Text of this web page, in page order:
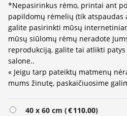
*Nepasirinkus rėmo, printai ant
papildomų rėmelių (tik atspaudas
galite pasirinkti mūsų
mūsų siūlomų rėmų neradote
reprodukciją, galite tai atlikti
salone..
« Jeigu tarp pateiktų matmenų
mums žinutę, paskaičiuosime
40 x 60 cm (€110.00)
Alternative: